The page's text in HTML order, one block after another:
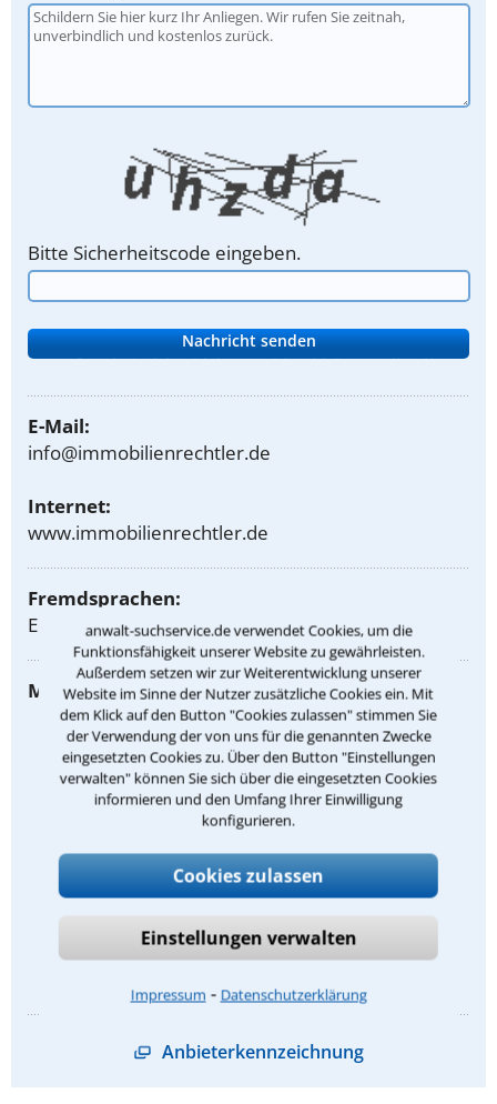
anwalt-suchservice.de verwendet Cookies, um die
Funktionsfähigkeit unserer Website zu gewährleisten.
Außerdem setzen wir zur Weiterentwicklung unserer
Website im Sinne der Nutzer zusätzliche Cookies ein. Mit
dem Klick auf den Button "Cookies zulassen" stimmen Sie
der Verwendung der von uns für die genannten Zwecke
eingesetzten Cookies zu. Über den Button "Einstellungen
verwalten" können Sie sich über die eingesetzten Cookies
informieren und den Umfang Ihrer Einwilligung
konfigurieren.
Cookies zulassen
Einstellungen verwalten
Impressum ⁃ Datenschutzerklärung
Bitte Sicherheitscode eingeben.
E-Mail:
info@immobilienrechtler.de
Internet:
www.immobilienrechtler.de
Fremdsprachen:
Englisch Schwedisch
Meine Rechtsgebiete:
Gewerbepachtrecht
Grundstücksrecht
Gewerbemietrecht
Mietrecht und Pachtrecht
Nachbarrecht
Wohnungseigentumsrecht
Anbieterkennzeichnung